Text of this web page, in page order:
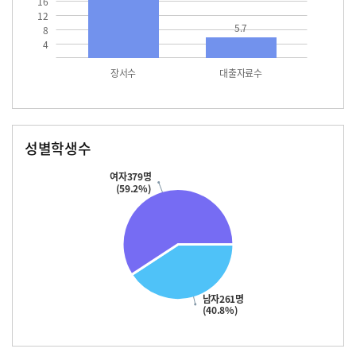
4
8
12
장서수 대출자료수
5.7
성별학생수
남자261명
(40.8%)
여자379명
(59.2%)